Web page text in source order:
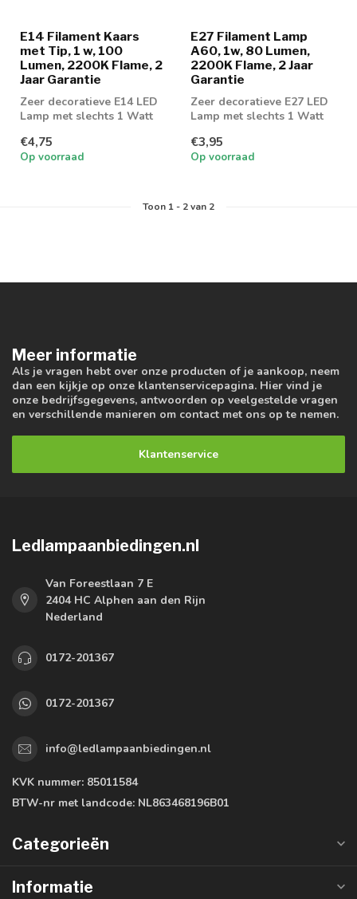
E14 Filament Kaars
met Tip, 1 w, 100
Lumen, 2200K Flame, 2
Jaar Garantie
Zeer decoratieve E14 LED
Lamp met slechts 1 Watt
€4,75
Op voorraad
E27 Filament Lamp
A60, 1w, 80 Lumen,
2200K Flame, 2 Jaar
Garantie
Zeer decoratieve E27 LED
Lamp met slechts 1 Watt
€3,95
Op voorraad
Toon 1- 2van 2
Meer informatie
Als je vragen hebt over onze producten of je aankoop, neem
dan een kijkje op onze klantenservicepagina. Hier vind je
onze bedrijfsgegevens, antwoorden op veelgestelde vragen
en verschillende manieren om contact met ons op te nemen.
Klantenservice
Ledlampaanbiedingen.nl
Van Foreestlaan 7 E
2404 HC Alphen aan den Rijn
Nederland
0172-201367
0172-201367
info@ledlampaanbiedingen.nl
KVK nummer: 85011584
BTW-nr met landcode: NL863468196B01
Categorieën
Informatie